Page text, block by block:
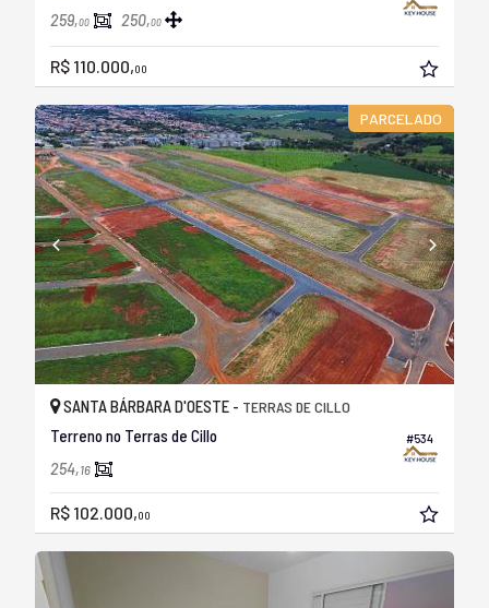
259,00 250,00
R$ 110.000,00
PARCELADO
#534
SANTA BÁRBARA D'OESTE - TERRAS DE CILLO
Terreno no Terras de Cillo
254,16
R$ 102.000,00